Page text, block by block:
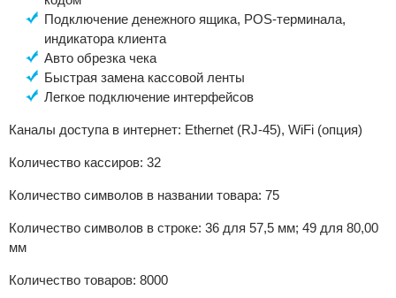
Подключение денежного ящика, POS-терминала,
индикатора клиента
Авто обрезка чека
Быстрая замена кассовой ленты
Легкое подключение интерфейсов
Каналы доступа в интернет: Ethernet (RJ-45), WiFi (опция)
Количество кассиров: 32
Количество символов в названии товара: 75
Количество символов в строке: 36 для 57,5 мм; 49 для 80,00
мм
Количество товаров: 8000